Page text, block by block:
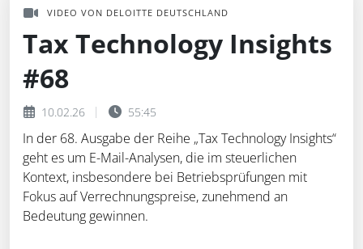
VIDEO VON DELOITTE DEUTSCHLAND
Tax Technology Insights
#68
10.02.26 55:45
In der 68. Ausgabe der Reihe „Tax Technology Insights“
geht es um E-Mail-Analysen, die im steuerlichen
Kontext, insbesondere bei Betriebsprüfungen mit
Fokus auf Verrechnungspreise, zunehmend an
Bedeutung gewinnen.